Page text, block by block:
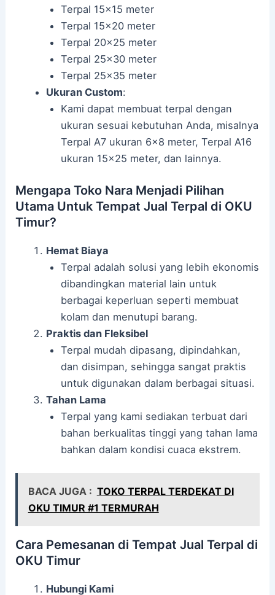
Terpal 15×15 meter
Terpal 15×20 meter
Terpal 20×25 meter
Terpal 25×30 meter
Terpal 25×35 meter
Ukuran Custom:
Kami dapat membuat terpal dengan
ukuran sesuai kebutuhan Anda, misalnya
Terpal A7 ukuran 6×8 meter, Terpal A16
ukuran 15×25 meter, dan lainnya.
Mengapa Toko Nara Menjadi Pilihan
Utama Untuk Tempat Jual Terpal di OKU
Timur?
Hemat Biaya
Terpal adalah solusi yang lebih ekonomis
dibandingkan material lain untuk
berbagai keperluan seperti membuat
kolam dan menutupi barang.
Praktis dan Fleksibel
Terpal mudah dipasang, dipindahkan,
dan disimpan, sehingga sangat praktis
untuk digunakan dalam berbagai situasi.
Tahan Lama
Terpal yang kami sediakan terbuat dari
bahan berkualitas tinggi yang tahan lama
bahkan dalam kondisi cuaca ekstrem.
BACA JUGA : TOKO TERPAL TERDEKAT DI
OKU TIMUR #1 TERMURAH
Cara Pemesanan di Tempat Jual Terpal di
OKU Timur
Hubungi Kami